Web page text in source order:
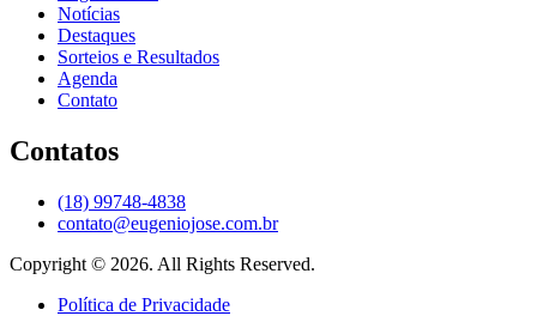
Notícias
Destaques
Sorteios e Resultados
Agenda
Contato
Contatos
(18) 99748-4838
contato@eugeniojose.com.br
Copyright © 2026. All Rights Reserved.​
Política de Privacidade